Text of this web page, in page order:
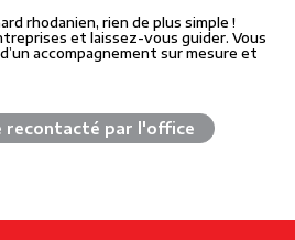
rhodanien, rien de plus simple !
et laissez-vous guider. Vous
accompagnement sur mesure et
recontacté par l'office